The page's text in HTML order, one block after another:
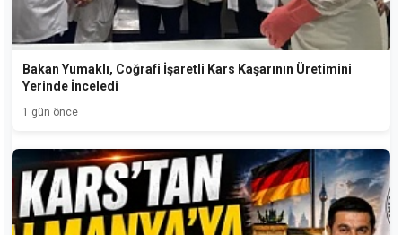
Bakan Yumaklı, Coğrafi İşaretli Kars Kaşarının Üretimini
Yerinde İnceledi
1 gün önce